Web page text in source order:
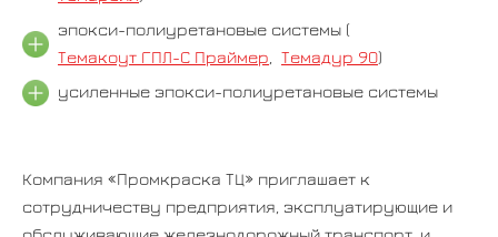
эпокси-полиуретановые системы (
Темакоут ГПЛ-С Праймер
Темадур 90)
усиленные эпокси-полиуретановые системы
Компания «Промкраска ТЦ» приглашает к
сотрудничеству предприятия, эксплуатирующие и